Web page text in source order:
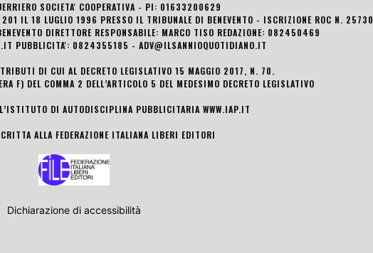
SOCIETA' COOPERATIVA - PI: 01633200629
IL 18 LUGLIO 1996 PRESSO IL TRIBUNALE DI BENEVENTO - ISCRIZIONE ROC N. 25730
DIRETTORE RESPONSABILE: MARCO TISO REDAZIONE: 082450469
PUBBLICITA': 0824355185 - ADV@ILSANNIOQUOTIDIANO.IT
DI CUI AL DECRETO LEGISLATIVO 15 MAGGIO 2017, N. 70.
F) DEL COMMA 2 DELL’ARTICOLO 5 DEL MEDESIMO DECRETO LEGISLATIVO
DI AUTODISCIPLINA PUBBLICITARIA WWW.IAP.IT
ALLA FEDERAZIONE ITALIANA LIBERI EDITORI
Dichiarazione di accessibilità